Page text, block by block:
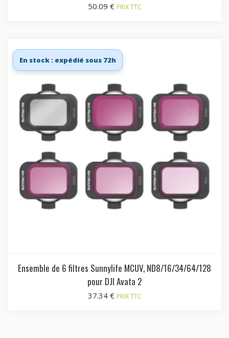
50.09 € PRIX TTC
En stock : expédié sous 72h
Ensemble de 6 filtres Sunnylife MCUV, ND8/16/34/64/128
pour DJI Avata 2
37.34 € PRIX TTC